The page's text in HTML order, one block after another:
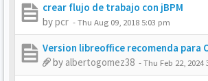
crear flujo de trabajo con jBPM
bypcr -Thu Aug 09, 2018 5:03 pm
Version libreoffice recomenda para
by albertogomez38 -Thu Feb 22, 2024